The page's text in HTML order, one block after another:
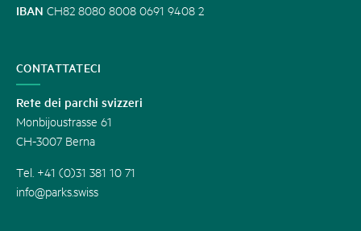
IBAN CH82 8080 8008 0691 9408 2
CONTATTATECI
Rete dei parchi svizzeri
Monbijoustrasse 61
CH-3007 Berna
Tel. +41 (0)31 381 10 71
info@parks.swiss